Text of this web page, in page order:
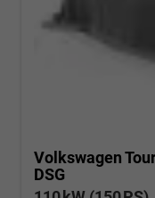
Volkswagen
DSG